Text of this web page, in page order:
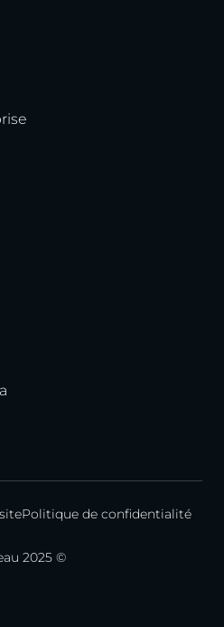
Politique de confidentialité
2025 ©